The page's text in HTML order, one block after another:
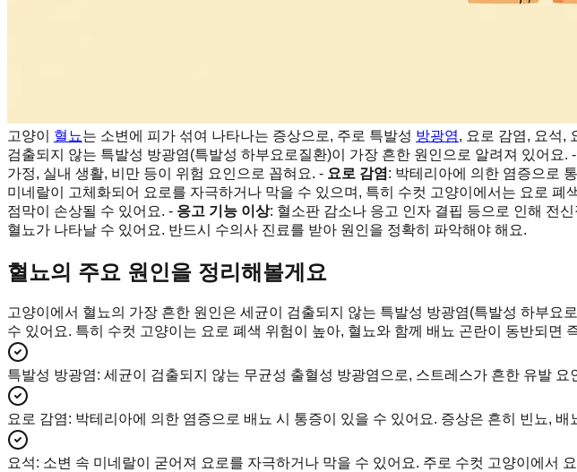
고양이 혈뇨는 소변에 피가 섞여 나타나는 증상으로, 주로 특발성 방광염, 요로 감염, 요석,
검출되지 않는 특발성 방광염(특발성 하부요로질환)이 가장 흔한 원인으로 알려져 있어요. -
가정, 실내 생활, 비만 등이 위험 요인으로 꼽혀요. - 요로 감염: 박테리아에 의한 염증으로
미네랄이 고체화되어 요로를 자극하거나 막을 수 있으며, 특히 수컷 고양이에서는 요로 폐
점막이 손상될 수 있어요. - 응고 기능 이상: 혈소판 감소나 응고 인자 결핍 등으로 인해 전
혈뇨가 나타날 수 있어요. 반드시 수의사 진료를 받아 원인을 정확히 파악해야 해요.
혈뇨의 주요 원인을 정리해볼게요
고양이에서 혈뇨의 가장 흔한 원인은 세균이 검출되지 않는 특발성 방광염(특발성 하부
수 있어요. 특히 수컷 고양이는 요로 폐색 위험이 높아, 혈뇨와 함께 배뇨 곤란이 동반되면
특발성 방광염: 세균이 검출되지 않는 무균성 출혈성 방광염으로, 스트레스가 흔한 유발
요로 감염: 박테리아에 의한 염증으로 배뇨 시 통증이 있을 수 있어요. 증상은 흔히 빈뇨, 배
요석: 소변 속 미네랄이 굳어져 요로를 자극하거나 막을 수 있어요. 주로 수컷 고양이에서